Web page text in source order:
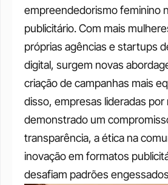
empreendedorismo feminino
publicitário. Com mais
próprias agências e startups
digital, surgem novas
criação de campanhas mais
disso, empresas lideradas
demonstrado um
transparência, a ética na
inovação em formatos
desafiam padrões